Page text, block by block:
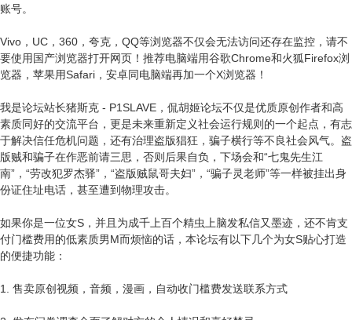
账号。
Vivo，UC，360，夸克，QQ等浏览器不仅会无法访问还存在监控，请不
要使用国产浏览器打开网页！推荐电脑端用谷歌Chrome和火狐Firefox浏
览器，苹果用Safari，安卓同电脑端再加一个X浏览器！
我是论坛站长猪斯克 - P1SLAVE，侃胡姬论坛不仅是优质原创作者和高
素质同好的交流平台，更是未来重新定义社会运行规则的一个起点，有志
于解决信任危机问题，还有治理盗版猖狂，骗子横行等不良社会风气。盗
版贼和骗子在作恶前请三思，否则后果自负，下场会和“七鬼先生江
南”，“劳改犯罗杰驿”，“盗版贼鼠哥夫妇”，“骗子灵老师”等一样被挂出身
份证住址电话，甚至遭到物理攻击。
如果你是一位女S，并且为成千上百个精虫上脑发私信又墨迹，还不肯支
付门槛费用的低素质男M而烦恼的话，本论坛有以下几个为女S贴心打造
的便捷功能：
1. 售卖原创视频，音频，漫画，自动收门槛费发送联系方式